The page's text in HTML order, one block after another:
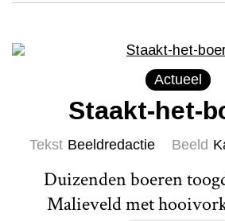
Actueel
Staakt-het-
Tekst Beeldredactie Beeld
Duizenden boeren
Malieveld met